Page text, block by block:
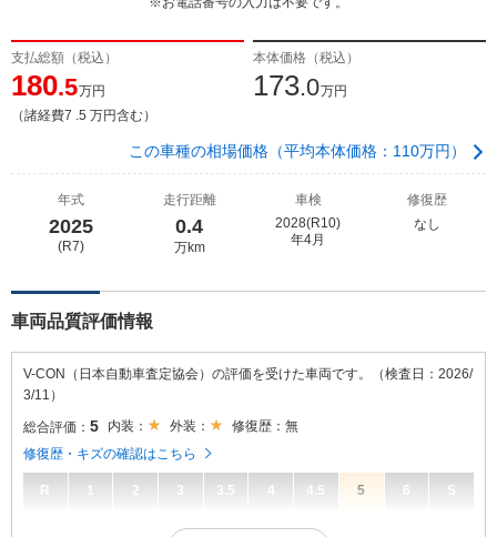
支払総額（税込）
180.5万円
（諸経費7 .5 万円含む）
本体価格（税込）
173.0万円
この車種の相場価格（平均本体価格：110万円）
年式
2025
(R7)
走行距離
0.4
万km
車検
2028(R10)
年4月
修復歴
なし
車両品質評価情報
V-CON（日本自動車査定協会）の評価を受けた車両です。（検査日：2026/
3/11）
総合評価： 5 内装： 外装：
修復歴：無
修復歴・キズの確認はこちら
R 1 2 3 3.5 4 4.5 5 6 S